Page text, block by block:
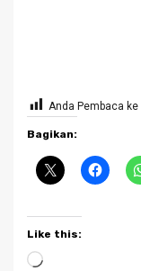
Anda Pembaca ke
Bagikan:
Like this:
Loading…